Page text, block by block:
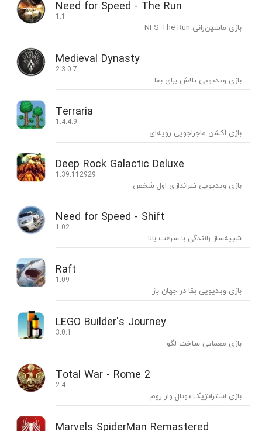
Need for Speed - The Run
1.1
بازی ماشین‌رانی NFS The Run
Medieval Dynasty
2.3.0.7
بازی ویدیویی تلاش برای بقا
Terraria
1.4.4.9
بازی اکشن ماجراجویی رویه‌ای
Deep Rock Galactic Deluxe
1.39.112929
بازی ویدیویی تیراندازی اول شخص
Need for Speed - Shift
1.02
شبیه‌ساز رانندگی با سرعت بالا
Raft
1.09
بازی ویدیویی بقا در جهان باز
LEGO Builder's Journey
3.0.1
بازی معمایی ساخت لگو
Total War - Rome 2
2.4
بازی استراتژیک توتال وار روم
Marvels SpiderMan Remastered